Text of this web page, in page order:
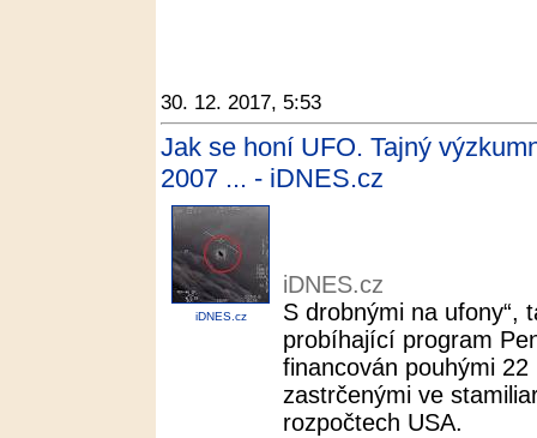
30. 12. 2017, 5:53
Jak se honí UFO. Tajný
2007 ... - iDNES.cz
iDNES.cz
iDNES.cz
S drobnými na ufony“,
probíhající program
financován pouhými
zastrčenými ve
rozpočtech USA.